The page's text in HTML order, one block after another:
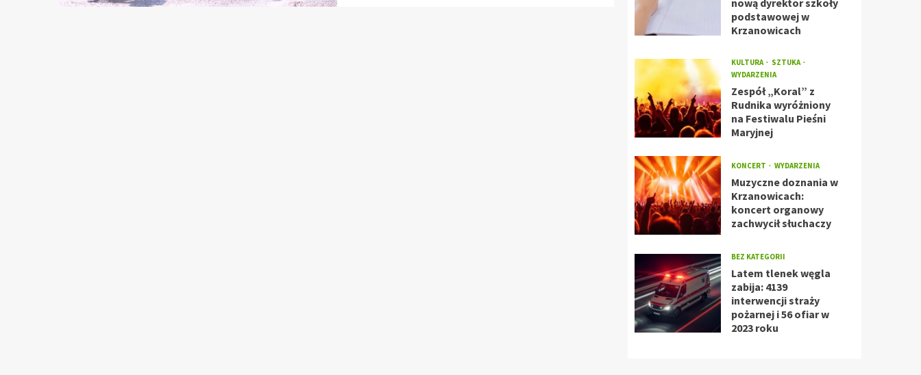
nową dyrektor szkoły
podstawowej w
Krzanowicach
KULTURA
SZTUKA
WYDARZENIA
Zespół „Koral” z
Rudnika wyróżniony
na Festiwalu Pieśni
Maryjnej
KONCERT WYDARZENIA
Muzyczne doznania w
Krzanowicach:
koncert organowy
zachwycił słuchaczy
BEZ KATEGORII
Latem tlenek węgla
zabija: 4139
interwencji straży
pożarnej i 56 ofiar w
2023 roku